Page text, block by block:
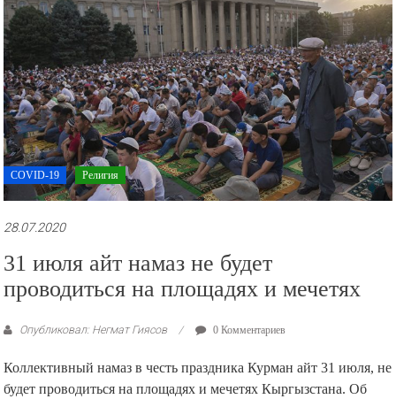
COVID-19 Религия
28.07.2020
31 июля айт намаз не будет
проводиться на площадях и мечетях
Опубликовал: Негмат Гиясов 0 Комментариев
Коллективный намаз в честь праздника Курман айт 31 июля, не
будет проводиться на площадях и мечетях Кыргызстана. Об